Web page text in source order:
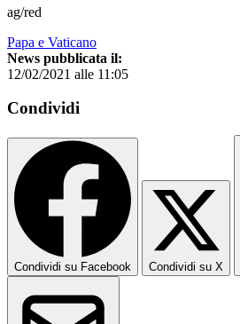
ag/red
Papa e Vaticano
News pubblicata il:
12/02/2021 alle 11:05
Condividi
Condividi su Facebook Condividi su X